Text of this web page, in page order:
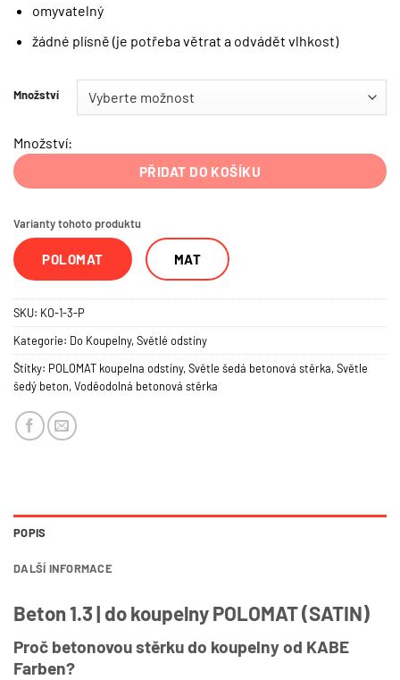
omyvatelný
žádné plísně (je potřeba větrat a odvádět vlhkost)
Množství
Množství:
PŘIDAT DO KOŠÍKU
Varianty tohoto produktu
POLOMAT MAT
SKU: KO-1-3-P
Kategorie: Do Koupelny,Světlé odstíny
Štítky: POLOMAT koupelna odstíny,Světle šedá betonová stěrka,Světle
šedý beton,Voděodolná betonová stěrka
POPIS
DALŠÍ INFORMACE
Beton 1.3 | do koupelny POLOMAT (SATIN)
Proč betonovou stěrku do koupelny od KABE
Farben?